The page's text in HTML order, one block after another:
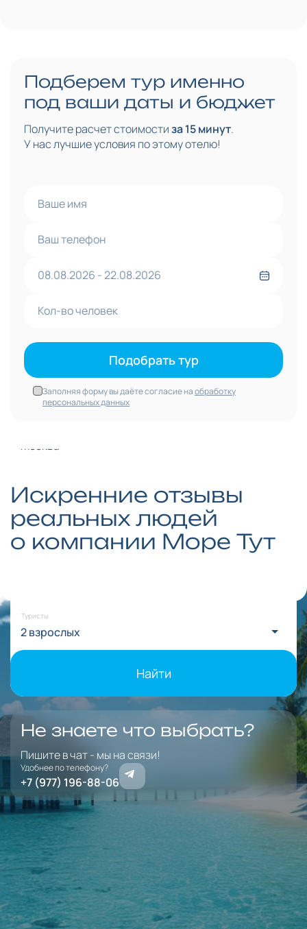
Подберем тур именно
под ваши даты и бюджет
Получите расчет стоимостиза 15 минут.
У нас лучшие условия по этому отелю!
Подобрать тур
Заполняя форму вы даёте согласие наобработку
персональных данных
Искренние отзывы
реальных людей
о компании Море Тут
Найти тур в отель
Туры с перелетом Только отель
Москва
Ночей
6 14
Туристы
2 взрослых
Найти
Не знаете что выбрать?
Пишите в чат - мы на связи!
Удобнее по телефону?
+7 (977) 196-88-06